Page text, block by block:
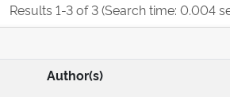
Results 1-3 of 3 (Search time: 0.004
Author(s)